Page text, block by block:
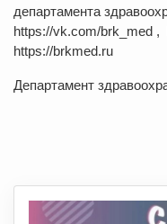
департамента
https://vk.com/brk_med ,
https://brkmed.ru
Департамент